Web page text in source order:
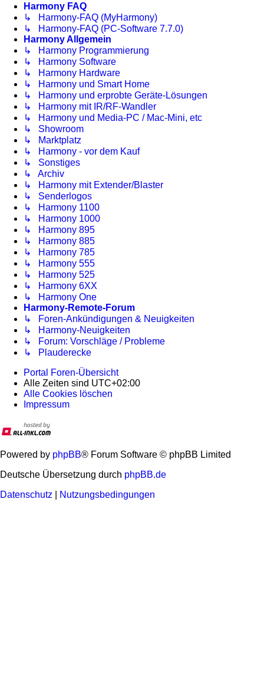
Harmony FAQ
↳ Harmony-FAQ (MyHarmony)
↳ Harmony-FAQ (PC-Software 7.7.0)
Harmony Allgemein
↳ Harmony Programmierung
↳ Harmony Software
↳ Harmony Hardware
↳ Harmony und Smart Home
↳ Harmony und erprobte Geräte-Lösungen
↳ Harmony mit IR/RF-Wandler
↳ Harmony und Media-PC / Mac-Mini, etc
↳ Showroom
↳ Marktplatz
↳ Harmony - vor dem Kauf
↳ Sonstiges
↳ Archiv
↳ Harmony mit Extender/Blaster
↳ Senderlogos
↳ Harmony 1100
↳ Harmony 1000
↳ Harmony 895
↳ Harmony 885
↳ Harmony 785
↳ Harmony 555
↳ Harmony 525
↳ Harmony 6XX
↳ Harmony One
Harmony-Remote-Forum
↳ Foren-Ankündigungen & Neuigkeiten
↳ Harmony-Neuigkeiten
↳ Forum: Vorschläge / Probleme
↳ Plauderecke
Portal
Foren-Übersicht
Alle Zeiten sind UTC+02:00
Alle Cookies löschen
Impressum
Powered by phpBB® Forum Software © phpBB Limited
Deutsche Übersetzung durch phpBB.de
Datenschutz
Nutzungsbedingungen